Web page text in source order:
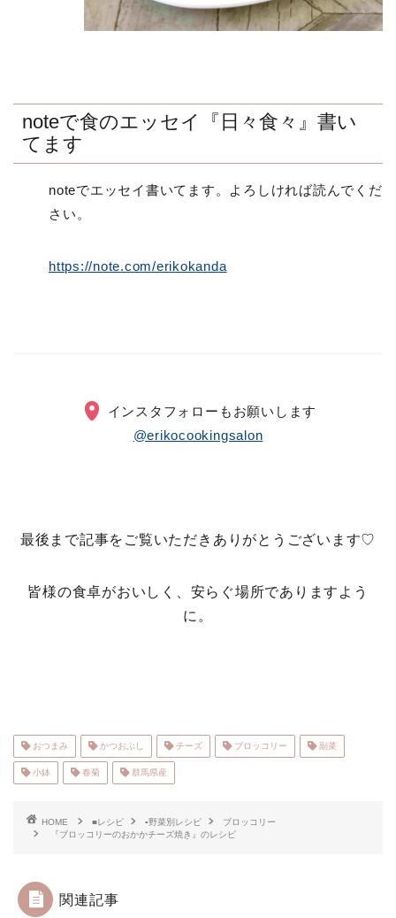
noteで食のエッセイ『日々食々』書い
てます
noteでエッセイ書いてます。よろしければ読んでくだ
さい。
https://note.com/erikokanda
インスタフォローもお願いします
@erikocookingsalon
最後まで記事をご覧いただきありがとうございます♡
皆様の食卓がおいしく、安らぐ場所でありますよう
に。
おつまみ かつおぶし チーズ ブロッコリー 副菜
小鉢 春菊 群馬県産
HOME ■レシピ ▪野菜別レシピ
ブロッコリー
『ブロッコリーのおかかチーズ焼き』のレシピ
関連記事